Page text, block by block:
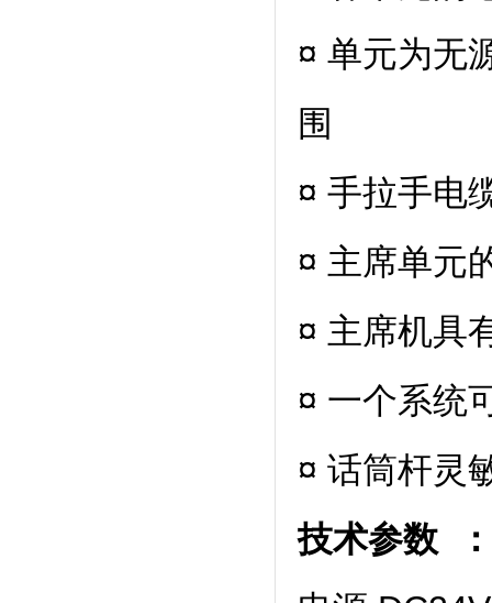
¤ 单元为无
围
¤ 手拉手电
¤ 主席单元
¤ 主席机具
¤ 一个系统
¤ 话筒杆灵
技术参数 ：